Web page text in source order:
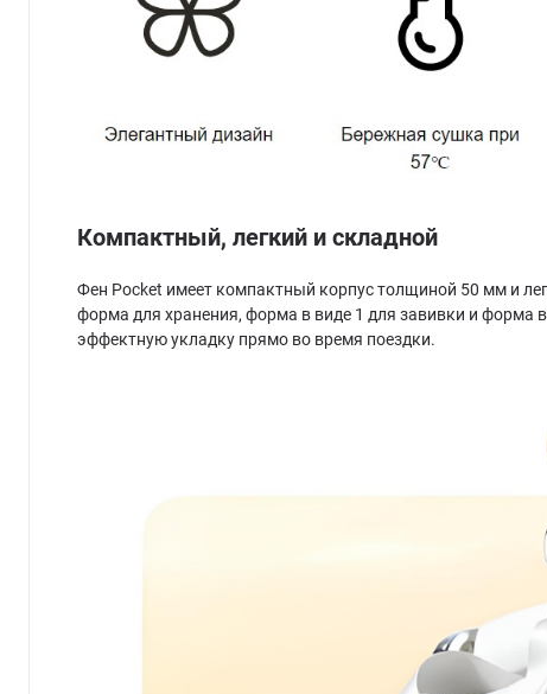
Компактный, легкий и складной
Фен Pocket имеет компактный корпус толщиной 50 мм и
форма для хранения, форма в виде 1 для завивки и форма
эффектную укладку прямо во время поездки.